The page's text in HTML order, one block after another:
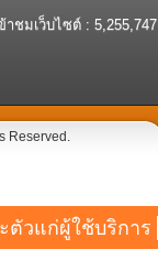
าชมเว็บไซต์ : 5,255,747
Reserved.
ตัวแก่ผู้ใช้บริการ